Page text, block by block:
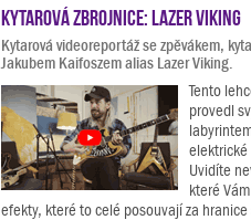
Kytarová zbrojnice: Lazer Viking
Kytarová videoreportáž se zpěvákem,
Jakubem Kaifoszem alias Lazer Viking.
Tento
provedl
Uvidíte
které
efekty, které to celé posouvají za hranice